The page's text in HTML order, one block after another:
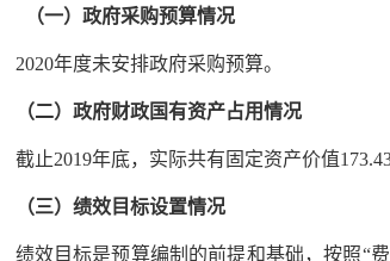
（一）政府采购预算情况
2020年度未安排政府采购预算。
（二）政府财政国有资产占用情况
截止2019年底，实际共有固定资产价值
（三）绩效目标设置情况
绩效目标是预算编制的前提和基础，按照“